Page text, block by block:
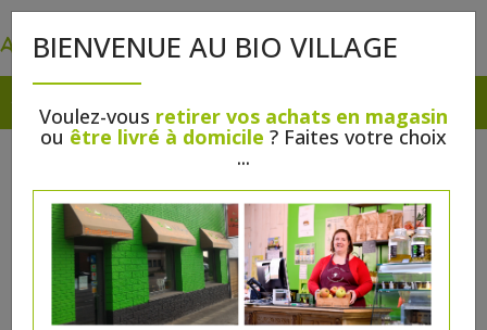
BIENVENUE AU BIO VILLAGE
Voulez-vous retirer vos achats en magasin
ou être livré à domicile ? Faites votre choix
...